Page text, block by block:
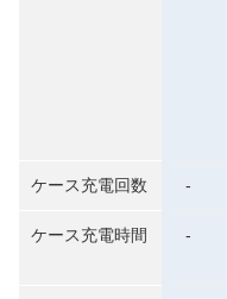
ケース充電回数
ケース充電時間
-
-